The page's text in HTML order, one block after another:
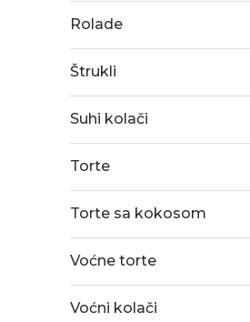
Rolade
Štrukli
Suhi kolači
Torte
Torte sa kokosom
Voćne torte
Voćni kolači